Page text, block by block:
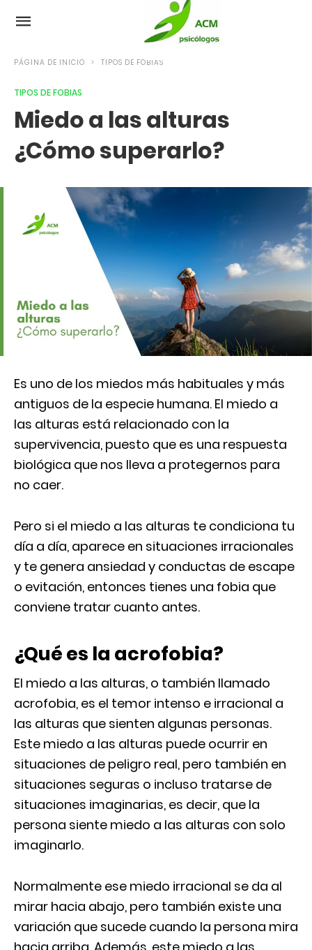
PÁGINA DE INICIO TIPOS DE FOBIAS
TIPOS DE FOBIAS
Miedo a las alturas
¿Cómo superarlo?
Es uno de los miedos más habituales y más
antiguos de la especie humana. El miedo a
las alturas está relacionado con la
supervivencia, puesto que es una respuesta
biológica que nos lleva a protegernos para
no caer.
Pero si el miedo a las alturas te condiciona tu
día a día, aparece en situaciones irracionales
y te genera ansiedad y conductas de escape
o evitación, entonces tienes una fobia que
conviene tratar cuanto antes.
¿Qué es la acrofobia?
El miedo a las alturas, o también llamado
acrofobia, es el temor intenso e irracional a
las alturas que sienten algunas personas.
Este miedo a las alturas puede ocurrir en
situaciones de peligro real, pero también en
situaciones seguras o incluso tratarse de
situaciones imaginarias, es decir, que la
persona siente miedo a las alturas con solo
imaginarlo.
Normalmente ese miedo irracional se da al
mirar hacia abajo, pero también existe una
variación que sucede cuando la persona mira